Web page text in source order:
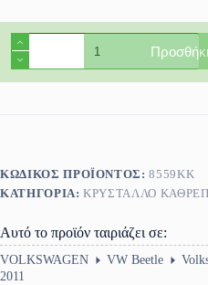
Κρύσταλλο
καθρέφτη
Volkswagen
New
ΚΩΔΙΚΌΣ ΠΡΟΪΌΝΤΟΣ:8559KK
ΚΑΤΗΓΟΡΊΑ:ΚΡΎΣΤΑΛΛΟ
Αυτό το προϊόν ταιριάζει σε:
VOLKSWAGEN VW Beetle
2011